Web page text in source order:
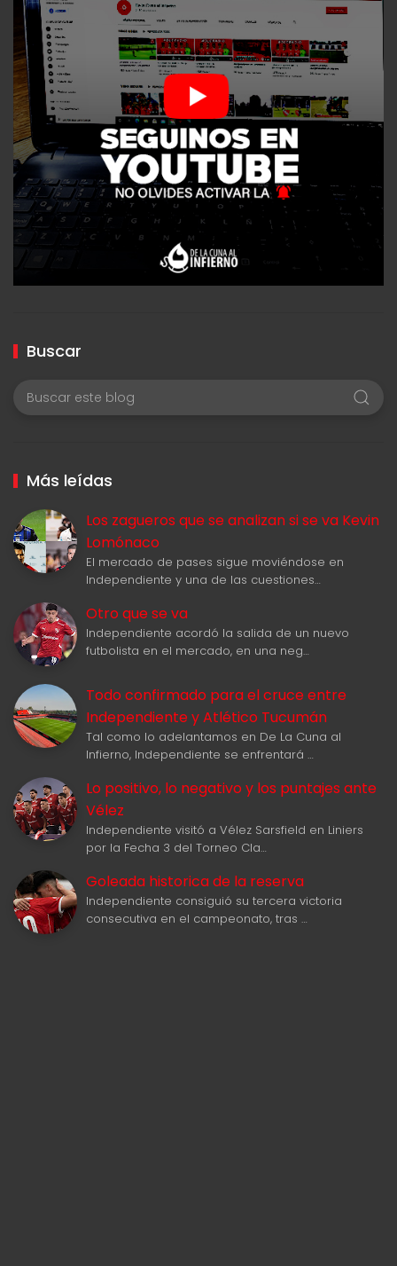
Buscar
Más leídas
Los zagueros que se analizan si se va Kevin
Lomónaco
El mercado de pases sigue moviéndose en
Independiente y una de las cuestiones…
Otro que se va
Independiente acordó la salida de un nuevo
futbolista en el mercado, en una neg…
Todo confirmado para el cruce entre
Independiente y Atlético Tucumán
Tal como lo adelantamos en De La Cuna al
Infierno, Independiente se enfrentará …
Lo positivo, lo negativo y los puntajes ante
Vélez
Independiente visitó a Vélez Sarsfield en Liniers
por la Fecha 3 del Torneo Cla…
Goleada historica de la reserva
Independiente consiguió su tercera victoria
consecutiva en el campeonato, tras …